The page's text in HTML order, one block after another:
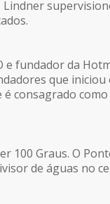
Lindner
e fundador da
que iniciou
consagrado
100 Graus. O
de águas no